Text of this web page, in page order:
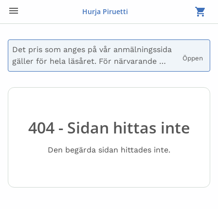
Hurja Piruetti
Det pris som anges på vår anmälningssida
gäller för hela läsåret. För närvarande
betalas endast avgiften för höstterminen.
Fakturan kan även delas upp i flera
delbetalningar. Kontakta oss på
betalning.
404 - Sidan hittas inte
Den begärda sidan hittades inte.